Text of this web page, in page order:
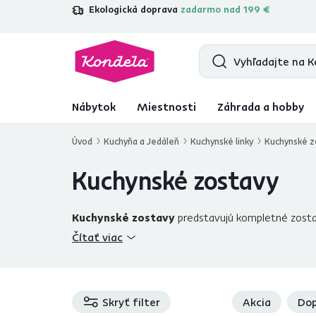
Ekologická doprava zadarmo nad 199 €
4,7 31 285overených produktových
Nábytok Miestnosti Záhrada a hobby
Úvod Kuchyňa a Jedáleň Kuchynské linky Kuchynské
Kuchynské zostavy
Kuchynské zostavy predstavujú kompletné
zodpovedá Vašej predstave o dokonalej
Čítať viac
Skryť filter Akcia